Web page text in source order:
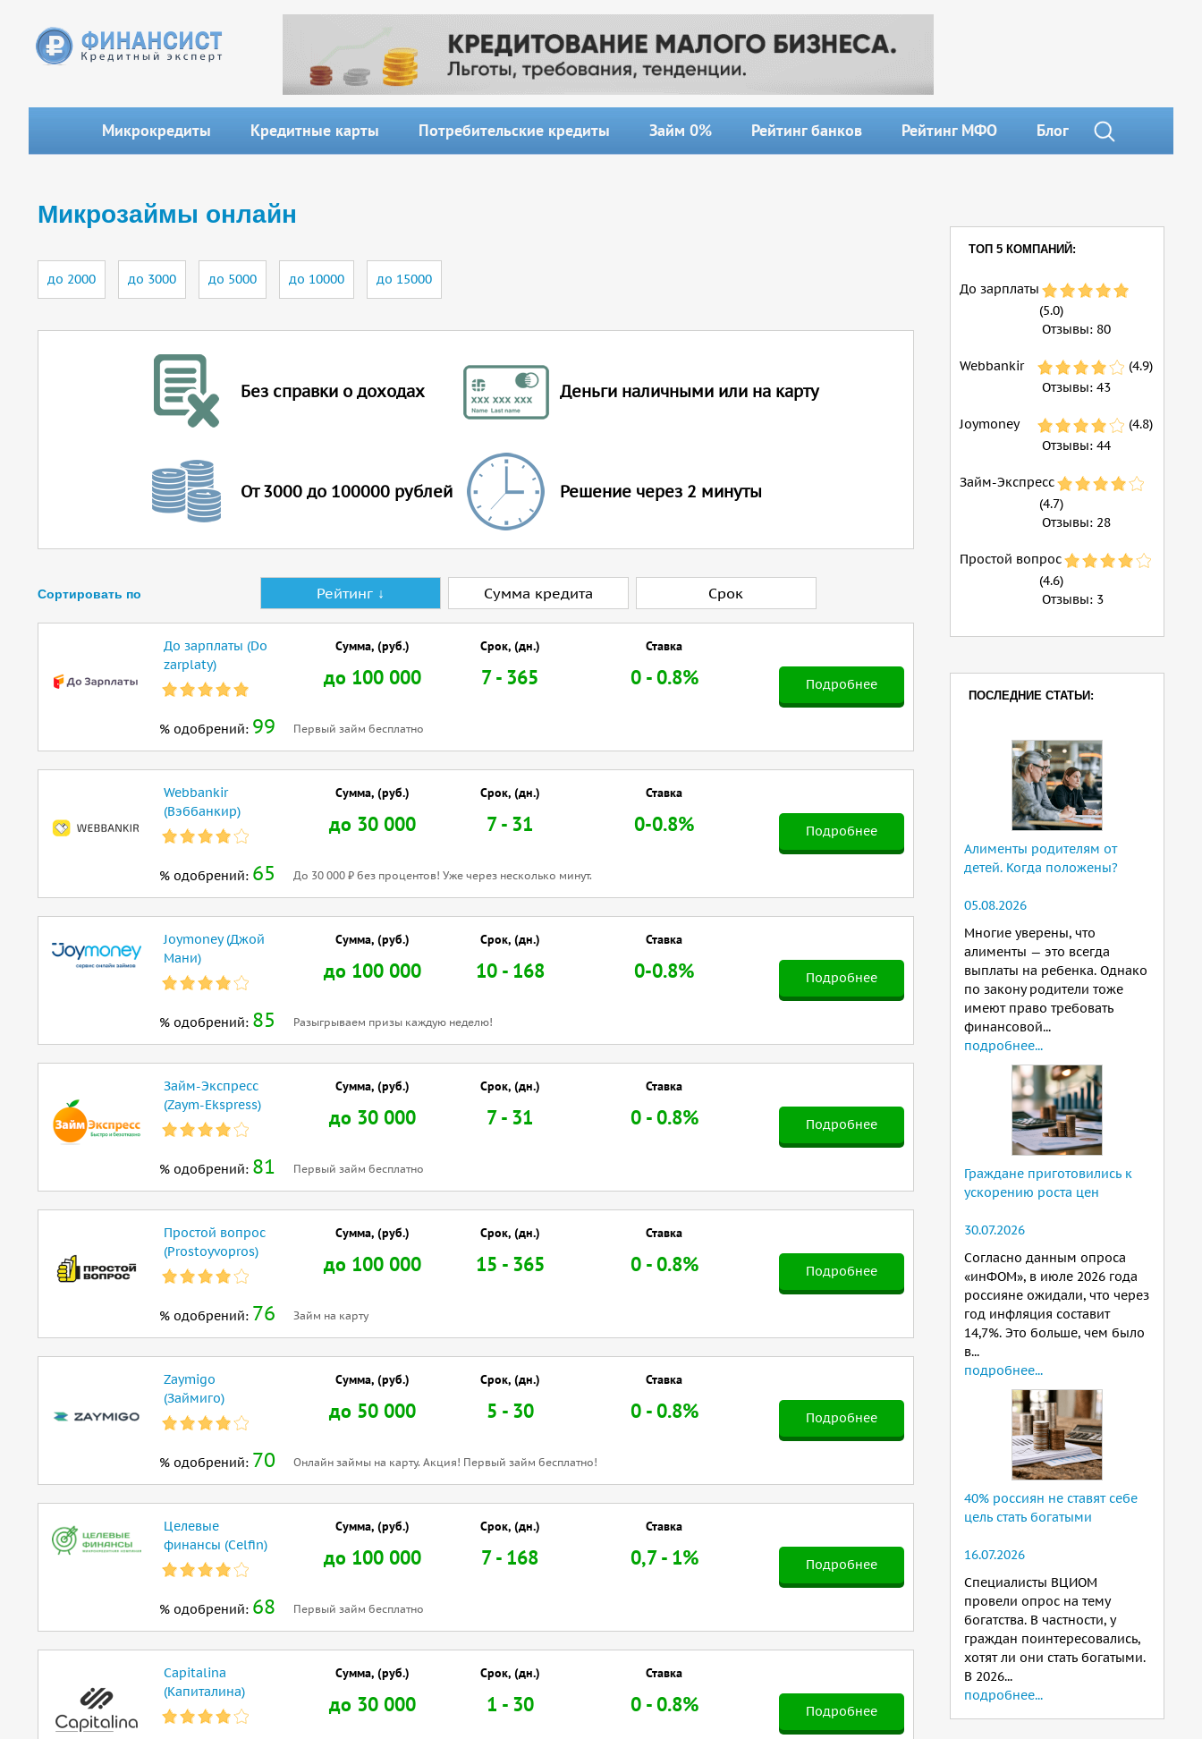
Микрокредиты Кредитные карты Потребительские кредиты Займ 0% Рейтинг банков Рейтинг МФО Блог
Микрозаймы онлайн
до 2000 до 3000 до 5000 до 10000 до 15000
Без справки о доходах Деньги наличными или на карту
От 3000 до 100000 рублей Решение через 2 минуты
Сортировать по Рейтинг ↓ Сумма кредита Срок
До зарплаты (Do
zarplaty)
% одобрений: 99
Подробнее
Сумма, (руб.)
до 100 000
Срок, (дн.)
7 - 365
Ставка
0 - 0.8%
Первый займ бесплатно
Webbankir
(Вэббанкир)
% одобрений: 65
Подробнее
Сумма, (руб.)
до 30 000
Срок, (дн.)
7 - 31
Ставка
0-0.8%
До 30 000 ₽ без процентов! Уже через несколько минут.
Joymoney (Джой
Мани)
% одобрений: 85
Подробнее
Сумма, (руб.)
до 100 000
Срок, (дн.)
10 - 168
Ставка
0-0.8%
Разыгрываем призы каждую неделю!
Займ-Экспресс
(Zaym-Ekspress)
% одобрений: 81
Подробнее
Сумма, (руб.)
до 30 000
Срок, (дн.)
7 - 31
Ставка
0 - 0.8%
Первый займ бесплатно
Простой вопрос
(Prostoyvopros)
% одобрений: 76
Подробнее
Сумма, (руб.)
до 100 000
Срок, (дн.)
15 - 365
Ставка
0 - 0.8%
Займ на карту
Zaymigo
(Займиго)
% одобрений: 70
Подробнее
Сумма, (руб.)
до 50 000
Срок, (дн.)
5 - 30
Ставка
0 - 0.8%
Онлайн займы на карту. Акция! Первый займ бесплатно!
Целевые
финансы (Celfin)
% одобрений: 68
Подробнее
Сумма, (руб.)
до 100 000
Срок, (дн.)
7 - 168
Ставка
0,7 - 1%
Первый займ бесплатно
Capitalina
(Капиталина)
Подробнее
Сумма, (руб.)
до 30 000
Срок, (дн.)
1 - 30
Ставка
0 - 0.8%
ТОП 5 КОМПАНИЙ:
До зарплаты
(5.0)
Отзывы: 80
Webbankir
(4.9)
Отзывы: 43
Joymoney
(4.8)
Отзывы: 44
Займ-Экспресс
(4.7)
Отзывы: 28
Простой вопрос
(4.6)
Отзывы: 3
ПОСЛЕДНИЕ СТАТЬИ:
Алименты родителям от
детей. Когда положены?
05.08.2026
Многие уверены, что
алименты — это всегда
выплаты на ребенка. Однако
по закону родители тоже
имеют право требовать
финансовой...
подробнее...
Граждане приготовились к
ускорению роста цен
30.07.2026
Согласно данным опроса
«инФОМ», в июле 2026 года
россияне ожидали, что через
год инфляция составит
14,7%. Это больше, чем было
в...
подробнее...
40% россиян не ставят себе
цель стать богатыми
16.07.2026
Специалисты ВЦИОМ
провели опрос на тему
богатства. В частности, у
граждан поинтересовались,
хотят ли они стать богатыми.
В 2026...
подробнее...